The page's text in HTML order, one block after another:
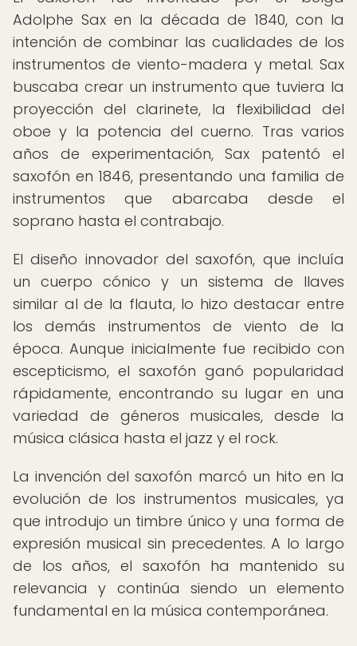
Adolphe Sax en la década de 1840, con la
intención de combinar las cualidades de los
instrumentos de viento-madera y metal. Sax
buscaba crear un instrumento que tuviera la
proyección del clarinete, la flexibilidad del
oboe y la potencia del cuerno. Tras varios
años de experimentación, Sax patentó el
saxofón en 1846, presentando una familia de
instrumentos que abarcaba desde el
soprano hasta el contrabajo.
El diseño innovador del saxofón, que incluía
un cuerpo cónico y un sistema de llaves
similar al de la flauta, lo hizo destacar entre
los demás instrumentos de viento de la
época. Aunque inicialmente fue recibido con
escepticismo, el saxofón ganó popularidad
rápidamente, encontrando su lugar en una
variedad de géneros musicales, desde la
música clásica hasta el jazz y el rock.
La invención del saxofón marcó un hito en la
evolución de los instrumentos musicales, ya
que introdujo un timbre único y una forma de
expresión musical sin precedentes. A lo largo
de los años, el saxofón ha mantenido su
relevancia y continúa siendo un elemento
fundamental en la música contemporánea.